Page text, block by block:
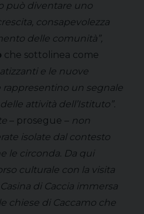
può diventare uno
consapevolezza
delle comunità”,
che sottolinea come
e le nuove
rappresentino un segnale
attività dell’Istituto”.
– prosegue – non
isolate dal contesto
le circonda. Da qui
culturale con la visita
di Caccia immersa
chiese di Caccamo che